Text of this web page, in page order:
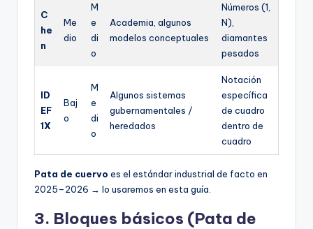
C
he
n
Me
dio
M
e
di
o
Academia, algunos
modelos conceptuales
Números (1,
N),
diamantes
pesados
ID
EF
1X
Baj
o
M
e
di
o
Algunos sistemas
gubernamentales /
heredados
Notación
específica
de cuadro
dentro de
cuadro
Pata de cuervo es el estándar industrial de facto en
2025–2026 → lo usaremos en esta guía.
3. Bloques básicos (Pata de